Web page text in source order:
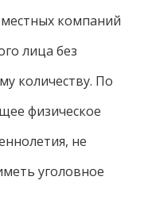
компаний
лица без
количеству. По
физическое
не
уголовное